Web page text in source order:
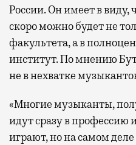
России. Он имеет в виду,
скоро можно будет не
факультета, а в
институт. По мнению
не в нехватке
«Многие музыканты,
идут сразу в профессию
играют, но на самом